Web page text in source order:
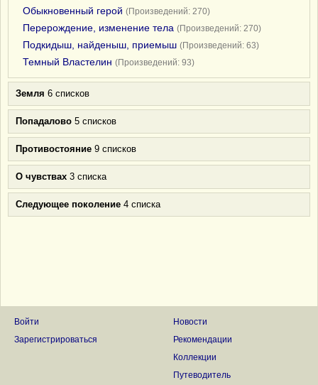
Обыкновенный герой (Произведений: 270)
Перерождение, изменение тела (Произведений: 270)
Подкидыш, найденыш, приемыш (Произведений: 63)
Темный Властелин (Произведений: 93)
Земля 6 списков
Попадалово 5 списков
Противостояние 9 списков
О чувствах 3 списка
Следующее поколение 4 списка
Войти
Зарегистрироваться
Новости
Рекомендации
Коллекции
Путеводитель